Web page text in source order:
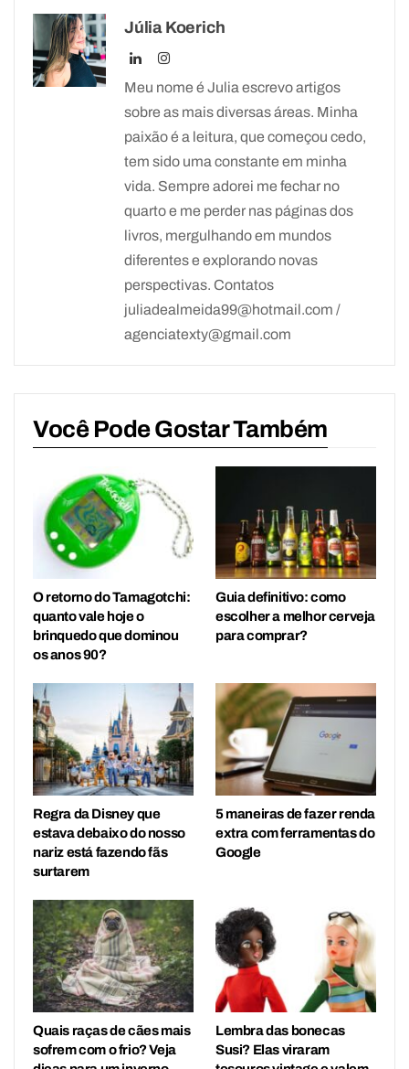
Júlia Koerich
Meu nome é Julia escrevo artigos
sobre as mais diversas áreas. Minha
paixão é a leitura, que começou cedo,
tem sido uma constante em minha
vida. Sempre adorei me fechar no
quarto e me perder nas páginas dos
livros, mergulhando em mundos
diferentes e explorando novas
perspectivas. Contatos
juliadealmeida99@hotmail.com /
agenciatexty@gmail.com
Você Pode Gostar Também
O retorno do Tamagotchi:
quanto vale hoje o
brinquedo que dominou
os anos 90?
Guia definitivo: como
escolher a melhor cerveja
para comprar?
Regra da Disney que
estava debaixo do nosso
nariz está fazendo fãs
surtarem
5 maneiras de fazer renda
extra com ferramentas do
Google
Quais raças de cães mais
sofrem com o frio? Veja
Lembra das bonecas
Susi? Elas viraram